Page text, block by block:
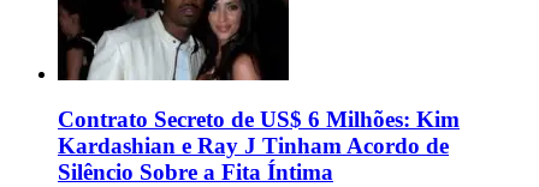
Contrato Secreto de US$ 6 Milhões: Kim
Kardashian e Ray J Tinham Acordo de
Silêncio Sobre a Fita Íntima